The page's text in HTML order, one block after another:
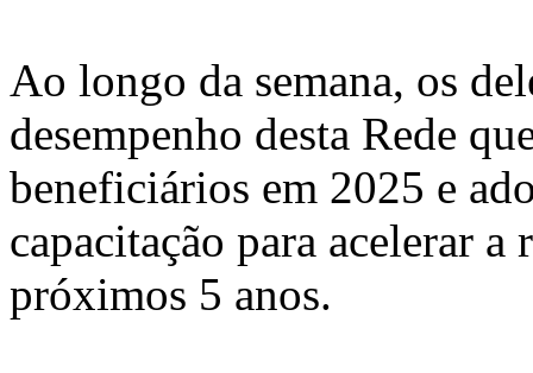
Ao longo da semana, os
desempenho desta Rede
beneficiários em 2025 e
capacitação para acelerar
próximos 5 anos.